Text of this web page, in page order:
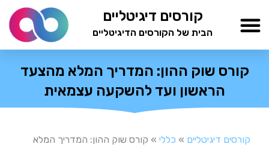
לתוכן
קורסים דיגיטליים
הבית של הקורסים הדיגיטליים
קורס שוק ההון: המדריך המלא מהצעד
הראשון ועד להשקעה עצמאית
קורסים דיגיטליים » כללי » קורס שוק ההון: המדריך המלא